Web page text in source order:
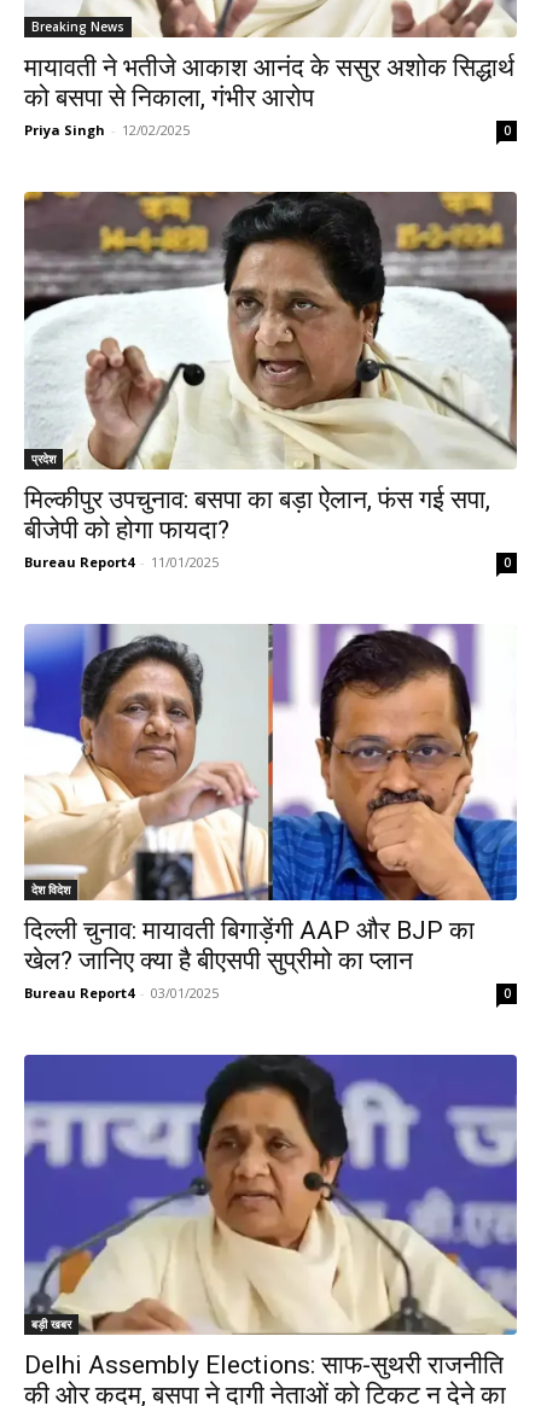
Breaking News
मायावती ने भतीजे आकाश आनंद के ससुर अशोक सिद्धार्थ
को बसपा से निकाला, गंभीर आरोप
Priya Singh - 12/02/2025 0
प्रदेश
मिल्कीपुर उपचुनाव: बसपा का बड़ा ऐलान, फंस गई सपा,
बीजेपी को होगा फायदा?
Bureau Report4 - 11/01/2025 0
देश विदेश
दिल्ली चुनाव: मायावती बिगाड़ेंगी AAP और BJP का
खेल? जानिए क्या है बीएसपी सुप्रीमो का प्लान
Bureau Report4 - 03/01/2025 0
बड़ी खबर
Delhi Assembly Elections: साफ-सुथरी राजनीति
की ओर कदम, बसपा ने दागी नेताओं को टिकट न देने का